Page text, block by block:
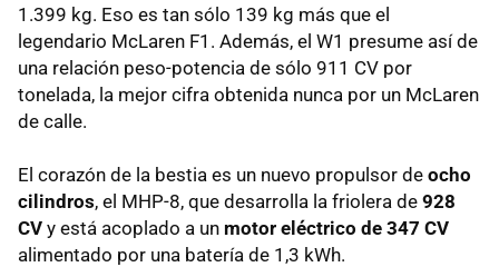
1.399 kg. Eso es tan sólo 139 kg más que el
legendario McLaren F1. Además, el W1 presume así de
una relación peso-potencia de sólo 911 CV por
tonelada, la mejor cifra obtenida nunca por un McLaren
de calle.
El corazón de la bestia es un nuevo propulsor de ocho
cilindros, el MHP-8, que desarrolla la friolera de 928
CV y está acoplado a un motor eléctrico de 347 CV
alimentado por una batería de 1,3 kWh.